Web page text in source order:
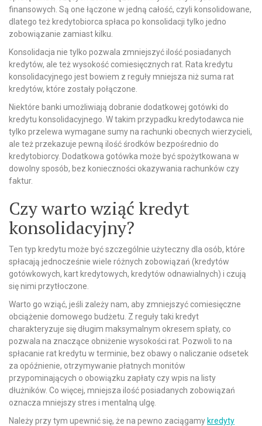
finansowych. Są one łączone w jedną całość, czyli konsolidowane,
dlatego też kredytobiorca spłaca po konsolidacji tylko jedno
zobowiązanie zamiast kilku.
Konsolidacja nie tylko pozwala zmniejszyć ilość posiadanych
kredytów, ale też wysokość comiesięcznych rat. Rata kredytu
konsolidacyjnego jest bowiem z reguły mniejsza niż suma rat
kredytów, które zostały połączone.
Niektóre banki umożliwiają dobranie dodatkowej gotówki do
kredytu konsolidacyjnego. W takim przypadku kredytodawca nie
tylko przelewa wymagane sumy na rachunki obecnych wierzycieli,
ale też przekazuje pewną ilość środków bezpośrednio do
kredytobiorcy. Dodatkowa gotówka może być spożytkowana w
dowolny sposób, bez konieczności okazywania rachunków czy
faktur.
Czy warto wziąć kredyt
konsolidacyjny?
Ten typ kredytu może być szczególnie użyteczny dla osób, które
spłacają jednocześnie wiele różnych zobowiązań (kredytów
gotówkowych, kart kredytowych, kredytów odnawialnych) i czują
się nimi przytłoczone.
Warto go wziąć, jeśli zależy nam, aby zmniejszyć comiesięczne
obciążenie domowego budżetu. Z reguły taki kredyt
charakteryzuje się długim maksymalnym okresem spłaty, co
pozwala na znaczące obniżenie wysokości rat. Pozwoli to na
spłacanie rat kredytu w terminie, bez obawy o naliczanie odsetek
za opóźnienie, otrzymywanie płatnych monitów
przypominających o obowiązku zapłaty czy wpis na listy
dłużników. Co więcej, mniejsza ilość posiadanych zobowiązań
oznacza mniejszy stres i mentalną ulgę.
Należy przy tym upewnić się, że na pewno zaciągamykredyty